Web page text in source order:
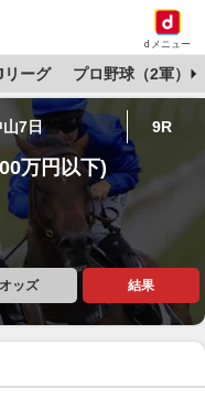
dメニュー
リーグ プロ野球（2軍）
7日 9R
万円以下)
オッズ 結果